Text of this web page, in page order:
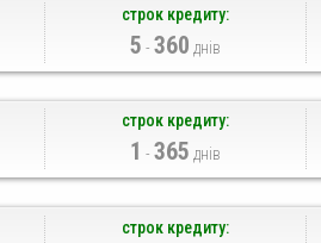
строк кредиту:
5 -360 днів
строк кредиту:
1 -365 днів
строк кредиту: